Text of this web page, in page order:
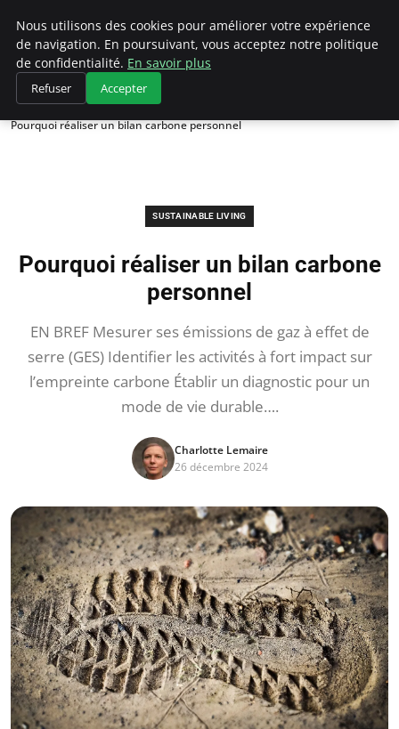
Climategatecountryclub.com
Accueil
Sustainable Living
Pourquoi réaliser un bilan carbone personnel
SUSTAINABLE LIVING
Pourquoi réaliser un bilan carbone
personnel
EN BREF Mesurer ses émissions de gaz à effet de
serre (GES) Identifier les activités à fort impact sur
l’empreinte carbone Établir un diagnostic pour un
mode de vie durable….
Charlotte Lemaire
26 décembre 2024
Nous utilisons des cookies pour améliorer votre expérience
de navigation. En poursuivant, vous acceptez notre politique
de confidentialité. En savoir plus
Refuser Accepter